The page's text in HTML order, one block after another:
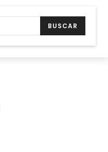
BUSCAR